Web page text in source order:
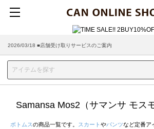
2026/08/04 ■8/13(木)AM2:00～サイトメンテナンス実施のお知
Samansa Mos2（サマンサ モス
ボトムスの商品一覧です。 スカート やパンツなど定番ア